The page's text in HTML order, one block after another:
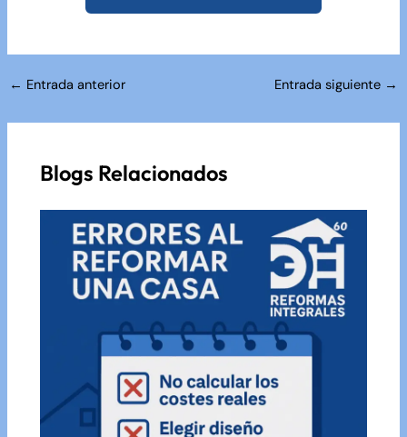
Navegación
entradas
← Entrada anterior Entrada siguiente →
Blogs Relacionados